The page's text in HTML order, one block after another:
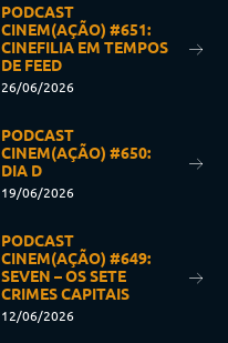
PODCAST
CINEM(AÇÃO) #651:
CINEFILIA EM TEMPOS
DE FEED
26/06/2026
PODCAST
CINEM(AÇÃO) #650:
DIA D
19/06/2026
PODCAST
CINEM(AÇÃO) #649:
SEVEN – OS SETE
CRIMES CAPITAIS
12/06/2026